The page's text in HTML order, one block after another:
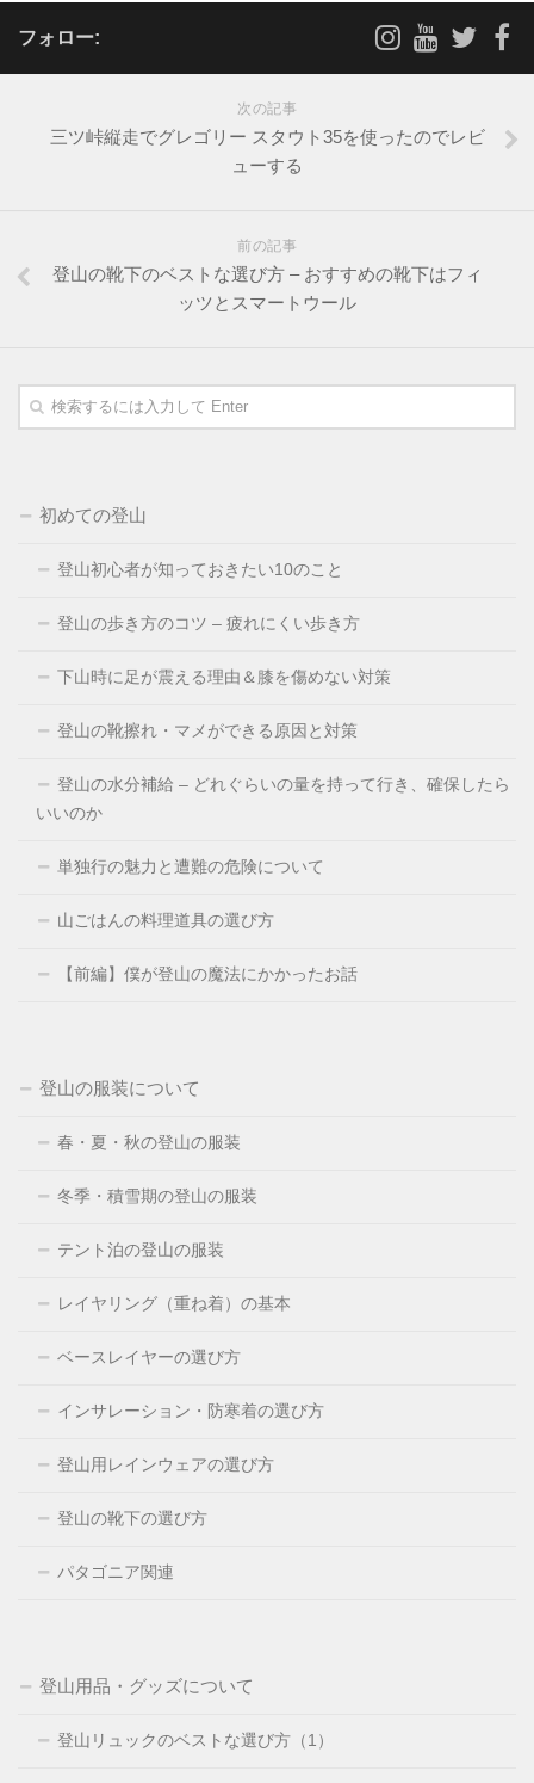
フォロー:
次の記事
三ツ峠縦走でグレゴリー スタウト35を使ったのでレビ
ューする
前の記事
登山の靴下のベストな選び方 – おすすめの靴下はフィ
ッツとスマートウール
初めての登山
登山初心者が知っておきたい10のこと
登山の歩き方のコツ – 疲れにくい歩き方
下山時に足が震える理由＆膝を傷めない対策
登山の靴擦れ・マメができる原因と対策
登山の水分補給 – どれぐらいの量を持って行き、確保したら
いいのか
単独行の魅力と遭難の危険について
山ごはんの料理道具の選び方
【前編】僕が登山の魔法にかかったお話
登山の服装について
春・夏・秋の登山の服装
冬季・積雪期の登山の服装
テント泊の登山の服装
レイヤリング（重ね着）の基本
ベースレイヤーの選び方
インサレーション・防寒着の選び方
登山用レインウェアの選び方
登山の靴下の選び方
パタゴニア関連
登山用品・グッズについて
登山リュックのベストな選び方（1）